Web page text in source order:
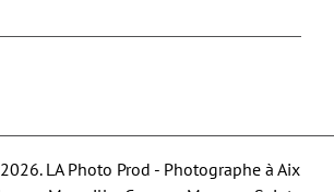
LA Photo Prod - Photographe à Aix